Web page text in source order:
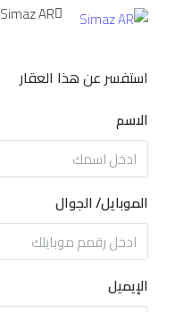
Simaz AR
استفسر عن هذا العقار
الاسم
الموبايل/ الجوال
الإيميل